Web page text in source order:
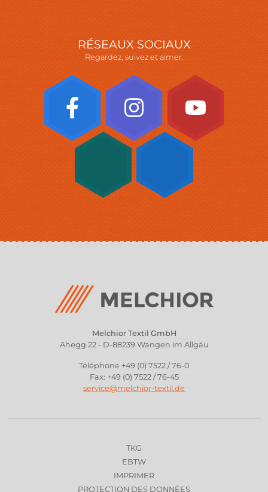
RÉSEAUX SOCIAUX
Regardez, suivez et aimer.
Melchior Textil GmbH
Ahegg 22 - D-88239 Wangen im Allgäu
Téléphone +49 (0) 7522 / 76-0
Fax: +49 (0) 7522 / 76-45
service@melchior-textil.de
TKG
EBTW
IMPRIMER
PROTECTION DES DONNÉES